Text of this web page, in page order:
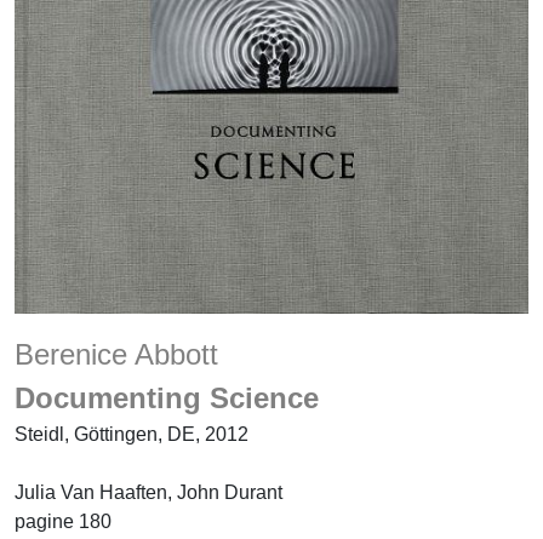
Berenice Abbott
Documenting Science
Steidl, Göttingen, DE, 2012
Julia Van Haaften, John Durant
pagine 180